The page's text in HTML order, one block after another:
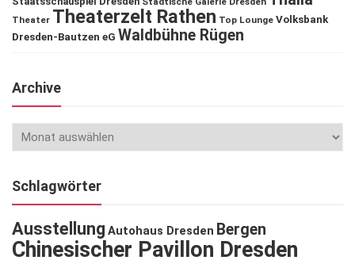
Theater Theaterzelt Rathen Top Lounge Volksbank
Dresden-Bautzen eG Waldbühne Rügen
Archive
Schlagwörter
Ausstellung Autohaus Dresden Bergen
Chinesischer Pavillon Dresden